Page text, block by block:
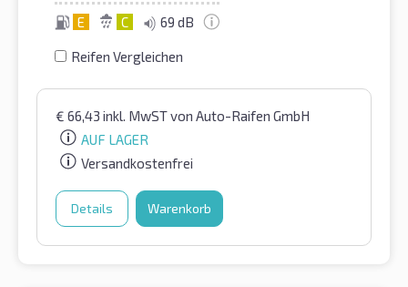
E C 69 dB
Reifen Vergleichen
€ 66,43 inkl. MwSTvon Auto-Raifen GmbH
AUF LAGER
Versandkostenfrei
Details Warenkorb